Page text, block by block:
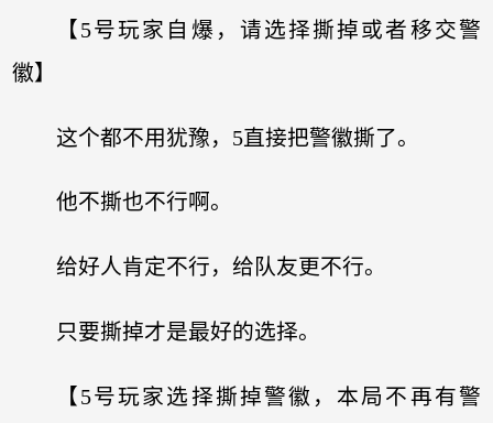
【5号玩家自爆，请选择撕掉或者移交警
徽】
这个都不用犹豫，5直接把警徽撕了。
他不撕也不行啊。
给好人肯定不行，给队友更不行。
只要撕掉才是最好的选择。
【5号玩家选择撕掉警徽，本局不再有警